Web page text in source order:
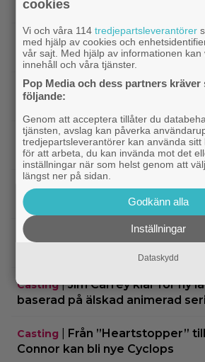
sågad långfilm på 80-talet – på
Streamingtips|SVT Play har
filmer – här är mina 3 bästa tips
TV-tips|På tv ikväll: Har du
Damons fantasyflopp från 2005?
Casting|”The Legend of Zelda”
Neills sista roller
TV-spel|Arga föräldrar ringde
spelkaraktären ”ser ut som en
Kommande filmer
Nu vet vi vem
Casting|Jim Carrey klar för ny
baserad på älskad animerad
Casting
Från ”Heartstopper”
Connor kan bli nye Cyclops
cookies
Vi och våra 114tredjepartsleverantörer
med hjälp av cookies och
vår sajt. Med hjälp av informationen kan
innehåll och våra tjänster.
Pop Media och dess partners kräver
följande:
Genom att acceptera tillåter du
tjänsten, avslag kan påverka
tredjepartsleverantörer kan använda sitt
för att arbeta, du kan invända mot det
inställningar när som helst genom att
längst ner på sidan.
Godkänn alla
Inställningar
Dataskydd